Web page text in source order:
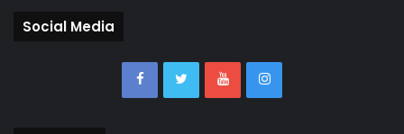
Social Media